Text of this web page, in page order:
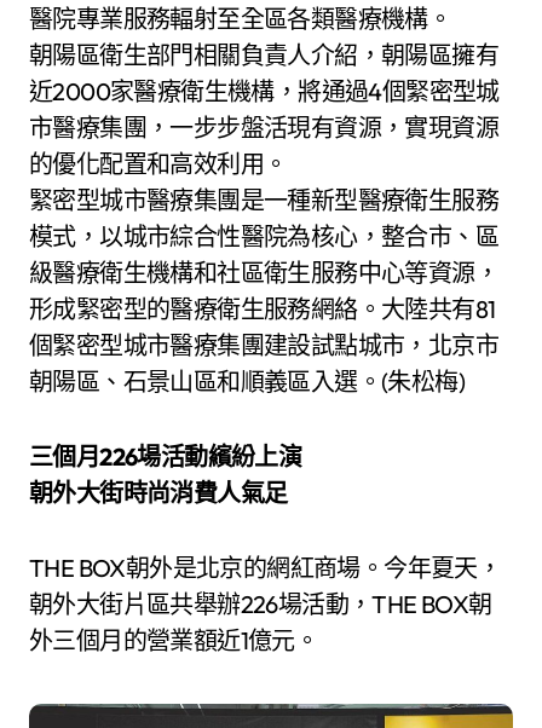
醫院專業服務輻射至全區各類醫療機構。
朝陽區衛生部門相關負責人介紹，朝陽區擁有
近2000家醫療衛生機構，將通過4個緊密型城
市醫療集團，一步步盤活現有資源，實現資源
的優化配置和高效利用。
緊密型城市醫療集團是一種新型醫療衛生服務
模式，以城市綜合性醫院為核心，整合市、區
級醫療衛生機構和社區衛生服務中心等資源，
形成緊密型的醫療衛生服務網絡。大陸共有81
個緊密型城市醫療集團建設試點城市，北京市
朝陽區、石景山區和順義區入選。(朱松梅)
三個月226場活動繽紛上演
朝外大街時尚消費人氣足
THE BOX朝外是北京的網紅商場。今年夏天，
朝外大街片區共舉辦226場活動，THE BOX朝
外三個月的營業額近1億元。